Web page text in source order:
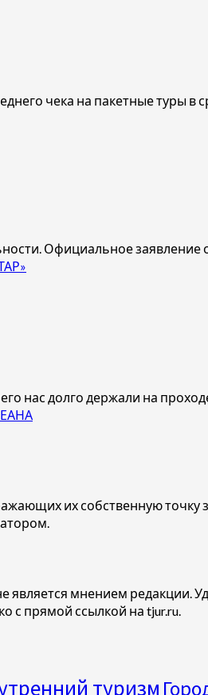
чека на пакетные туры в
Официальное
нас долго держали на
их собственную точку
мнением редакции.
с прямой ссылкой на tjur.ru.
туризм